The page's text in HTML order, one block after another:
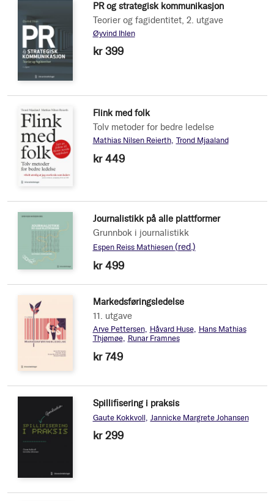
PR og strategisk kommunikasjon
Teorier og fagidentitet, 2. utgave
Øyvind Ihlen
kr 399
Flink med folk
Tolv metoder for bedre ledelse
Mathias Nilsen Reierth Trond Mjaaland
kr 449
Journalistikk på alle plattformer
Grunnbok i journalistikk
Espen Reiss Mathiesen (red.)
kr 499
Markedsføringsledelse
11. utgave
Arve Pettersen Håvard Huse
Hans Mathias
Thjømøe
Runar Framnes
kr 749
Spillifisering i praksis
Gaute Kokkvoll Jannicke Margrete Johansen
kr 299